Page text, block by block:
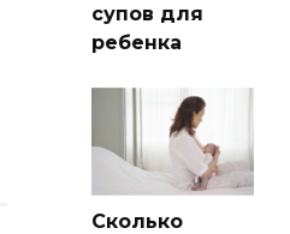
супов для
ребенка
Сколько